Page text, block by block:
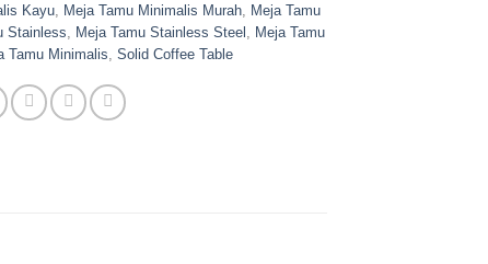
Kayu, Meja Tamu Minimalis Murah, Meja Tamu
Stainless Meja Tamu Stainless Steel
Meja Tamu
Tamu Minimalis Solid Coffee Table